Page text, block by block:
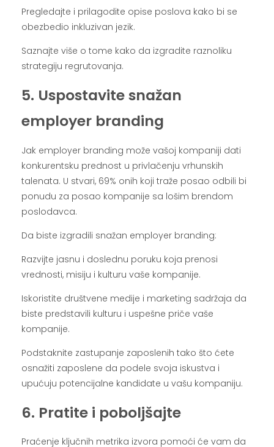
Pregledajte i prilagodite opise poslova kako bi se
obezbedio inkluzivan jezik.
Saznajte više o tome kako da izgradite raznoliku
strategiju regrutovanja.
5. Uspostavite snažan
employer branding
Jak employer branding može vašoj kompaniji dati
konkurentsku prednost u privlačenju vrhunskih
talenata. U stvari, 69% onih koji traže posao odbili bi
ponudu za posao kompanije sa lošim brendom
poslodavca.
Da biste izgradili snažan employer branding:
Razvijte jasnu i doslednu poruku koja prenosi
vrednosti, misiju i kulturu vaše kompanije.
Iskoristite društvene medije i marketing sadržaja da
biste predstavili kulturu i uspešne priče vaše
kompanije.
Podstaknite zastupanje zaposlenih tako što ćete
osnažiti zaposlene da podele svoja iskustva i
upućuju potencijalne kandidate u vašu kompaniju.
6. Pratite i poboljšajte
Praćenje ključnih metrika izvora pomoći će vam da